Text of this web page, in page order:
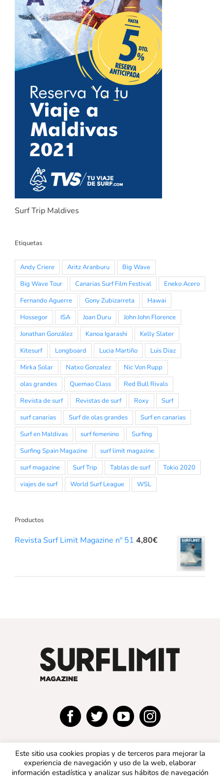
Surf Trip Maldives
Etiquetas
Andy Criere Aritz Aranburu
Big Wave
Big Wave Tour
Canarias Surf Film Festival
Eneko Acero
Fernando Aguerre
Gony Zubizarreta
Hawai
Hossegor
ISA Joan Duru
John John Florence
Jonathan González
Kanoa Igarashi
Kelly Slater
Kitesurf
Longboard Lucia Martiño
Luis Diaz
Mirka Solar
Natxo Gonzalez
Nic Von Rupp
olas grandes
Quemao Class
Red Bull Rivals
Revista de surf
Revistas de surf Roxy
Surf
surf canarias
Surf de olas grandes
Surf en canarias
Surf en Maldivas
surf femenino
Surfing
Surfing Spain Magazine
surf limit magazine
surf magazine
Surf Trip Tablas de surf
Tokio 2020
viajes de surf
World Surf League WSL
Productos
Revista Surf Limit Magazine nº 51 4,80€
Este sitio usa cookies propias y de terceros para mejorar la
experiencia de navegación y uso de la web, elaborar
información estadística y analizar sus hábitos de navegación